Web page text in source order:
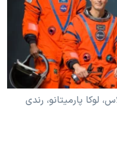
داگلاس، لوکا پارمیتانو، رندی